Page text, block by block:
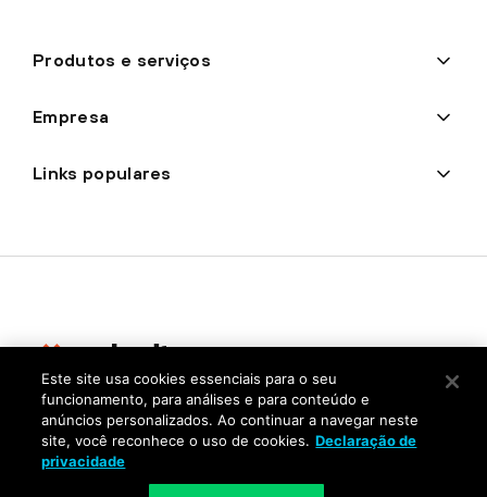
Produtos e serviços
Empresa
Links populares
Privacidade
Centro de confiança
Este site usa cookies essenciais para o seu
funcionamento, para análises e para conteúdo e
anúncios personalizados. Ao continuar a navegar neste
site, você reconhece o uso de cookies. Declaração de
privacidade